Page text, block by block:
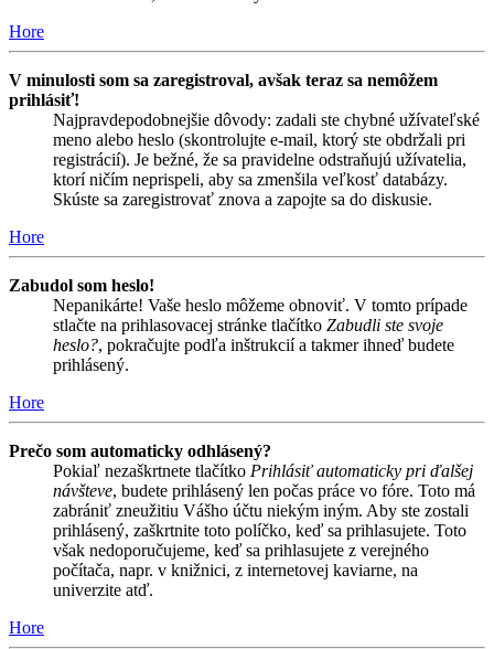
Hore
V minulosti som sa zaregistroval, avšak teraz sa nemôžem
prihlásiť!
Najpravdepodobnejšie dôvody: zadali ste chybné užívateľské
meno alebo heslo (skontrolujte e-mail, ktorý ste obdržali pri
registrácií). Je bežné, že sa pravidelne odstraňujú užívatelia,
ktorí ničím neprispeli, aby sa zmenšila veľkosť databázy.
Skúste sa zaregistrovať znova a zapojte sa do diskusie.
Hore
Zabudol som heslo!
Nepanikárte! Vaše heslo môžeme obnoviť. V tomto prípade
stlačte na prihlasovacej stránke tlačítko Zabudli ste svoje
heslo?, pokračujte podľa inštrukcií a takmer ihneď budete
prihlásený.
Hore
Prečo som automaticky odhlásený?
Pokiaľ nezaškrtnete tlačítko Prihlásiť automaticky pri ďalšej
návšteve, budete prihlásený len počas práce vo fóre. Toto má
zabrániť zneužitiu Vášho účtu niekým iným. Aby ste zostali
prihlásený, zaškrtnite toto políčko, keď sa prihlasujete. Toto
však nedoporučujeme, keď sa prihlasujete z verejného
počítača, napr. v knižnici, z internetovej kaviarne, na
univerzite atď.
Hore